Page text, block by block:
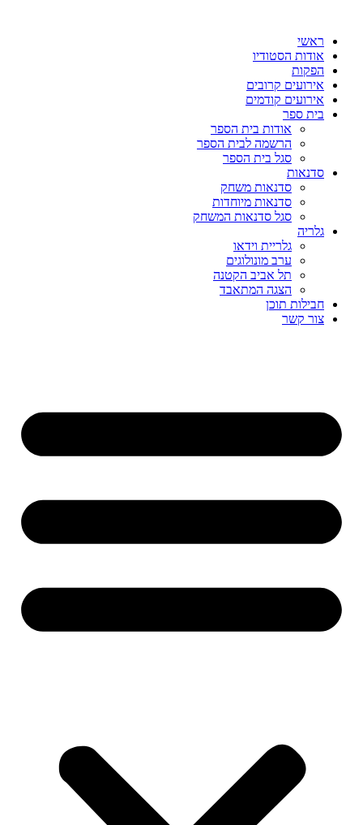
ראשי
אודות הסטודיו
הפקות
אירועים קרובים
אירועים קודמים
בית ספר
אודות בית הספר
הרשמה לבית הספר
סגל בית הספר
סדנאות
סדנאות משחק
סדנאות מיוחדות
סגל סדנאות המשחק
גלריה
גלריית וידאו
ערב מונולוגים
תל אביב הקטנה
הצגה המתאבד
חבילות תוכן
צור קשר